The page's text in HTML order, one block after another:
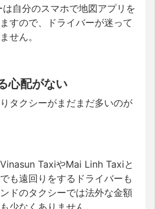
自分のスマホで地図アプリを
すので、ドライバーが迷って
せん。
心配がない
タクシーがまだまだ多いのが
Vinasun TaxiやMai Linh Taxiと
も遠回りをするドライバーも
ドのタクシーでは法外な金額
少なくありません。